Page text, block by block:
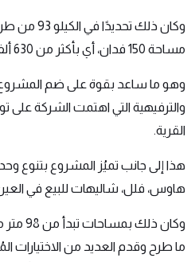
وكان ذلك
مساحة 150 فدان، أي بأكثر من 630 ألف متر مربع.
وهو ما ساعد بقوة على ضم المشروع
والترفيهية التي اهتمت الشركة على
القرية.
هذا إلى جانب تميُز المشروع بتنوع
هاوس، فلل، شاليهات للبيع في
ما طرح وقدم العديد من الاختيارات